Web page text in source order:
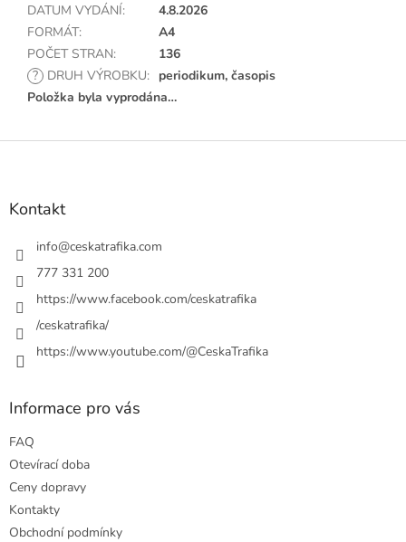
DATUM VYDÁNÍ:
4.8.2026
FORMÁT:
A4
POČET STRAN:
136
? DRUH VÝROBKU: periodikum, časopis
Položka byla vyprodána…
Z
Kontakt
info@ceskatrafika.com
777 331 200
https://www.facebook.com/ceskatrafika
/ceskatrafika/
https://www.youtube.com/@CeskaTrafika
Informace pro vás
FAQ
Otevírací doba
Ceny dopravy
Kontakty
Obchodní podmínky